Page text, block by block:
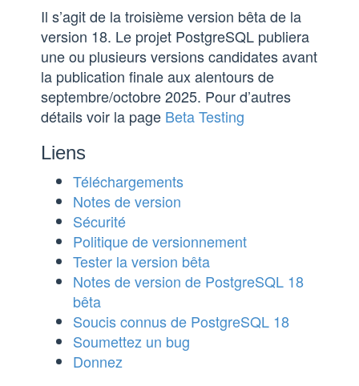
Il s’agit de la troisième version bêta de la
version 18. Le projet PostgreSQL publiera
une ou plusieurs versions candidates avant
la publication finale aux alentours de
septembre/octobre 2025. Pour d’autres
détails voir la page Beta Testing
Liens
Téléchargements
Notes de version
Sécurité
Politique de versionnement
Tester la version bêta
Notes de version de PostgreSQL 18
bêta
Soucis connus de PostgreSQL 18
Soumettez un bug
Donnez